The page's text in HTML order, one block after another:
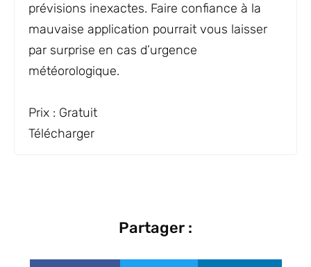
prévisions inexactes. Faire confiance à la
mauvaise application pourrait vous laisser
par surprise en cas d’urgence
météorologique.
Prix ​​: Gratuit
Télécharger
Partager :